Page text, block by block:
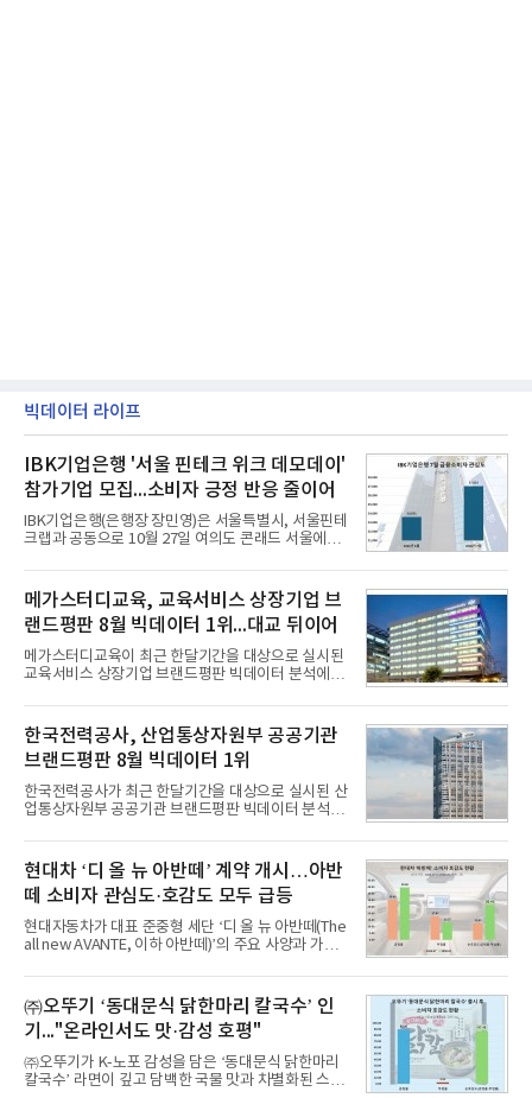
빅데이터 라이프
IBK기업은행 '서울 핀테크 위크 데모데이'
참가기업 모집...소비자 긍정 반응 줄이어
IBK기업은행(은행장 장민영)은 서울특별시, 서울핀테
크랩과 공동으로 10월 27일 여의도 콘래드 서울에서
IBK기업은행’에 참가할 기업을 모집한다고 10일 밝혔
다.이번 데모데이는 ‘AX 기반 디지털금융의 전환’을
주제로 개최되는 ‘서울 핀테크 위크 2026’의 공식 프
로그램으로, 우수한 AX 기반 핀테크 기업을 발굴하고
투자유치와 사업 협력 기회를 지원하기 위해 마련됐
다.참여 대상은 창업 7년 이내의 서울 소재 핀테크 스
타트업과 중소기업 창업 지원법에 따른 신사업 분야
다.심사를
메가스터디교육, 교육서비스 상장기업 브
랜드평판 8월 빅데이터 1위...대교 뒤이어
메가스터디교육이 최근 한달기간을 대상으로 실시된
교육서비스 상장기업 브랜드평판 빅데이터 분석에서
일 한국기업평판연구소(소장 구창환)는 국내 교육서
비스 상장기업 브랜드를 대상으로 지난 7월 7일부터
8월 7일까지 수집된 소비자 빅데이터 10,074,233건
을 분석한 결과, 메가스터디교육이 브랜드평판지수
1,710,926을 기록하며 8월 1위에 올랐다고 밝혔다.
분석에 활용된 빅데이터는 지난 7월(9,491,206건) 대
비 6.14% 증가한 수치로, 교육서비스 상장기업 브랜
디교육, 대교, 디지
한국전력공사, 산업통상자원부 공공기관
브랜드평판 8월 빅데이터 1위
한국전력공사가 최근 한달기간을 대상으로 실시된 산
업통상자원부 공공기관 브랜드평판 빅데이터 분석에
이 순으로 뒤를 이었다.7일 한국기업평판연구소(소장
구창환)는 산업통상자원부 공공기관 41개 브랜드를
대상으로 지난 7월 7일부터 8월 7일까지 수집된 소비
자 빅데이터 91,102,549건을 분석한 결과, 한국전력
공사가 브랜드평판지수 10,670,633을 기록하며 8월
1위에 올랐다고 밝혔다. 분석에 활용된 빅데이터는 지
난 7월(88,893,823건) 대비 2.48% 증가한 수치다.연
수력원자력, 한국석
현대차 ‘디 올 뉴 아반떼’ 계약 개시…아반
떼 소비자 관심도·호감도 모두 급등
현대자동차가 대표 준중형 세단 ‘디 올 뉴 아반떼(The
all new AVANTE, 이하 아반떼)’의 주요 사양과 가격
떼는 6년 만에 선보이는 8세대 완전변경 모델로, ▲정
교한 선과 면을 중심으로 완성한 파격적인 디자인 ▲
과거 중형 세단 수준으로 확대된 차체 제원 ▲글로벌
최고 수준의 안전성 ▲성능과 효율을 동시에 높인 주
행 완성도 ▲첨단 편의 및 디지털 사양 적용 등을 통해
글로벌 준중형 세단의 새로운 기준을 세웠다.아반떼
는 가솔린 2.0과 1.6 하이브리드 두 가지 파워트레인
㈜오뚜기 ‘동대문식 닭한마리 칼국수’ 인
기..."온라인서도 맛·감성 호평"
㈜오뚜기가 K-노포 감성을 담은 ‘동대문식 닭한마리
칼국수’ 라면이 깊고 담백한 국물 맛과 차별화된 스토